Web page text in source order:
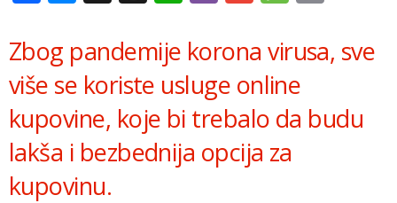
Zbog pandemije korona virusa, sve
više se koriste usluge online
kupovine, koje bi trebalo da budu
lakša i bezbednija opcija za
kupovinu.